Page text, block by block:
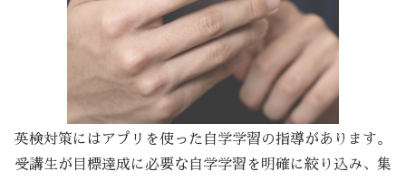
英検対策にはアプリを使った自学学習の指導があります。
受講生が目標達成に必要な自学学習を明確に絞り込み、集